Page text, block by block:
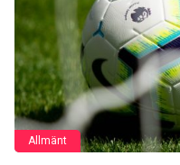
Allmänt